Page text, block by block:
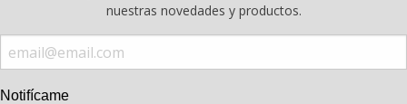
nuestras novedades y productos.
Notifícame